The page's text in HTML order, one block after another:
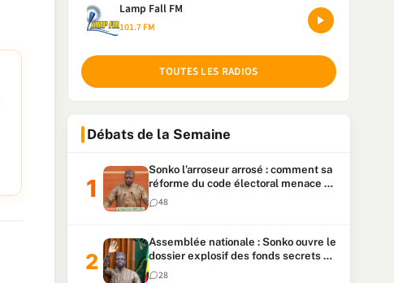
Lamp Fall FM
101.7 FM
TOUTES LES RADIOS
Débats de la Semaine
Sonko l’arroseur arrosé : comment sa
réforme du code électoral menace sa
candidature
48
Assemblée nationale : Sonko ouvre le
dossier explosif des fonds secrets et
du patrimoine présidentiel
28